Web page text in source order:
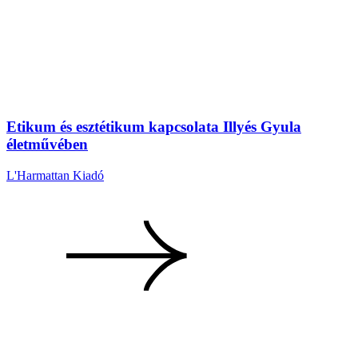
Etikum és esztétikum kapcsolata Illyés Gyula
életművében
L'Harmattan Kiadó